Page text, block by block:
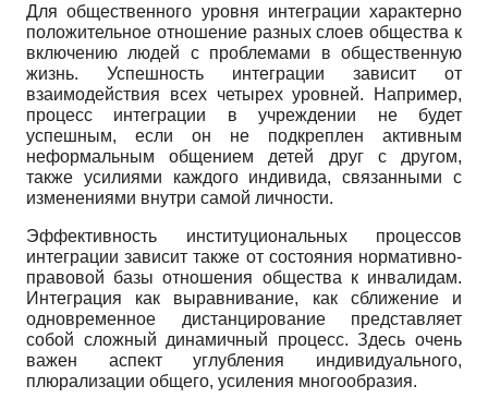
Для общественного уровня интеграции характерно
положительное отношение разных слоев общества к
включению людей с проблемами в общественную
жизнь. Успешность интеграции зависит от
взаимодействия всех четырех уровней. Например,
процесс интеграции в учреждении не будет
успешным, если он не подкреплен активным
неформальным общением детей друг с другом,
также усилиями каждого индивида, связанными с
изменениями внутри самой личности.
Эффективность институциональных процессов
интеграции зависит также от состояния нормативно­
правовой базы отношения общества к инвалидам.
Интеграция как выравнивание, как сближение и
одновременное дистанцирование представляет
собой сложный динамичный процесс. Здесь очень
важен аспект углубления индивидуального,
плюрализации общего, усиления многообразия.